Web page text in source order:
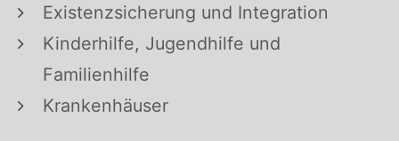
Existenzsicherung und Integration
Kinderhilfe, Jugendhilfe und
Familienhilfe
Krankenhäuser